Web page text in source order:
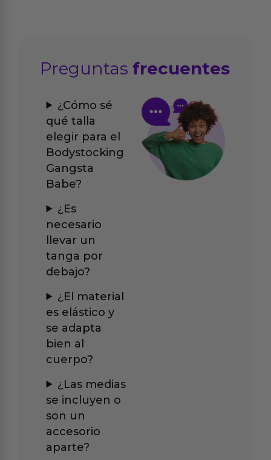
Preguntasfrecuentes
¿Cómo sé
qué talla
elegir para el
Bodystocking
Gangsta
Babe?
¿Es
necesario
llevar un
tanga por
debajo?
¿El material
es elástico y
se adapta
bien al
cuerpo?
¿Las medias
se incluyen o
son un
accesorio
aparte?